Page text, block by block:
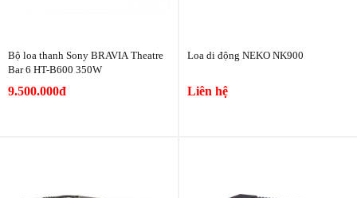
Bộ loa thanh Sony BRAVIA Theatre
Bar 6 HT-B600 350W
9.500.000đ
Loa di động NEKO NK900
Liên hệ